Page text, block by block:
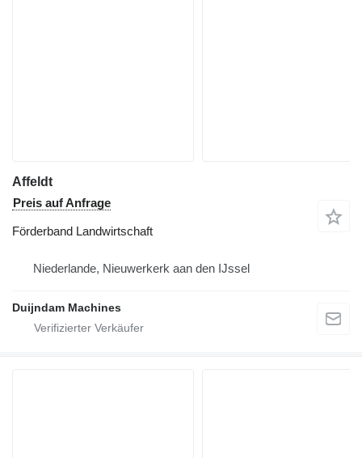
Affeldt
Preis auf Anfrage
Förderband Landwirtschaft
Niederlande, Nieuwerkerk aan den IJssel
Duijndam Machines